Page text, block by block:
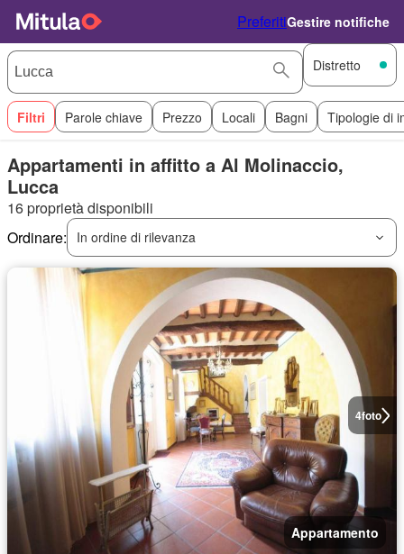
PreferitiGestire notifiche
Distretto
Filtri Parole chiave Prezzo Locali Bagni Tipologie di
Appartamenti in affitto a Al Molinaccio,
Lucca
16 proprietà disponibili
Ordinare:
In ordine di rilevanza
4foto
Appartamento